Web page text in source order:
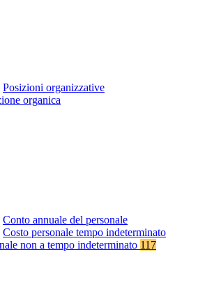
Posizioni organizzative
organica
Conto annuale del personale
Costo personale tempo indeterminato
non a tempo indeterminato 117